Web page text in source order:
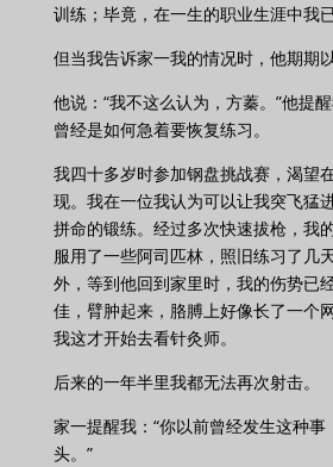
训练；毕竟，在一生的职业生涯中我
但当我告诉家一我的情况时，他期期
他说：“我不这么认为，方蓁。”他提
曾经是如何急着要恢复练习。
我四十多岁时参加钢盘挑战赛，渴望
现。我在一位我认为可以让我突飞猛
拼命的锻练。经过多次快速拔枪，我
服用了一些阿司匹林，照旧练习了几
外，等到他回到家里时，我的伤势已
佳，臂肿起来，胳膊上好像长了一个
我这才开始去看针灸师。
后来的一年半里我都无法再次射击。
家一提醒我：“你以前曾经发生这种
头。”